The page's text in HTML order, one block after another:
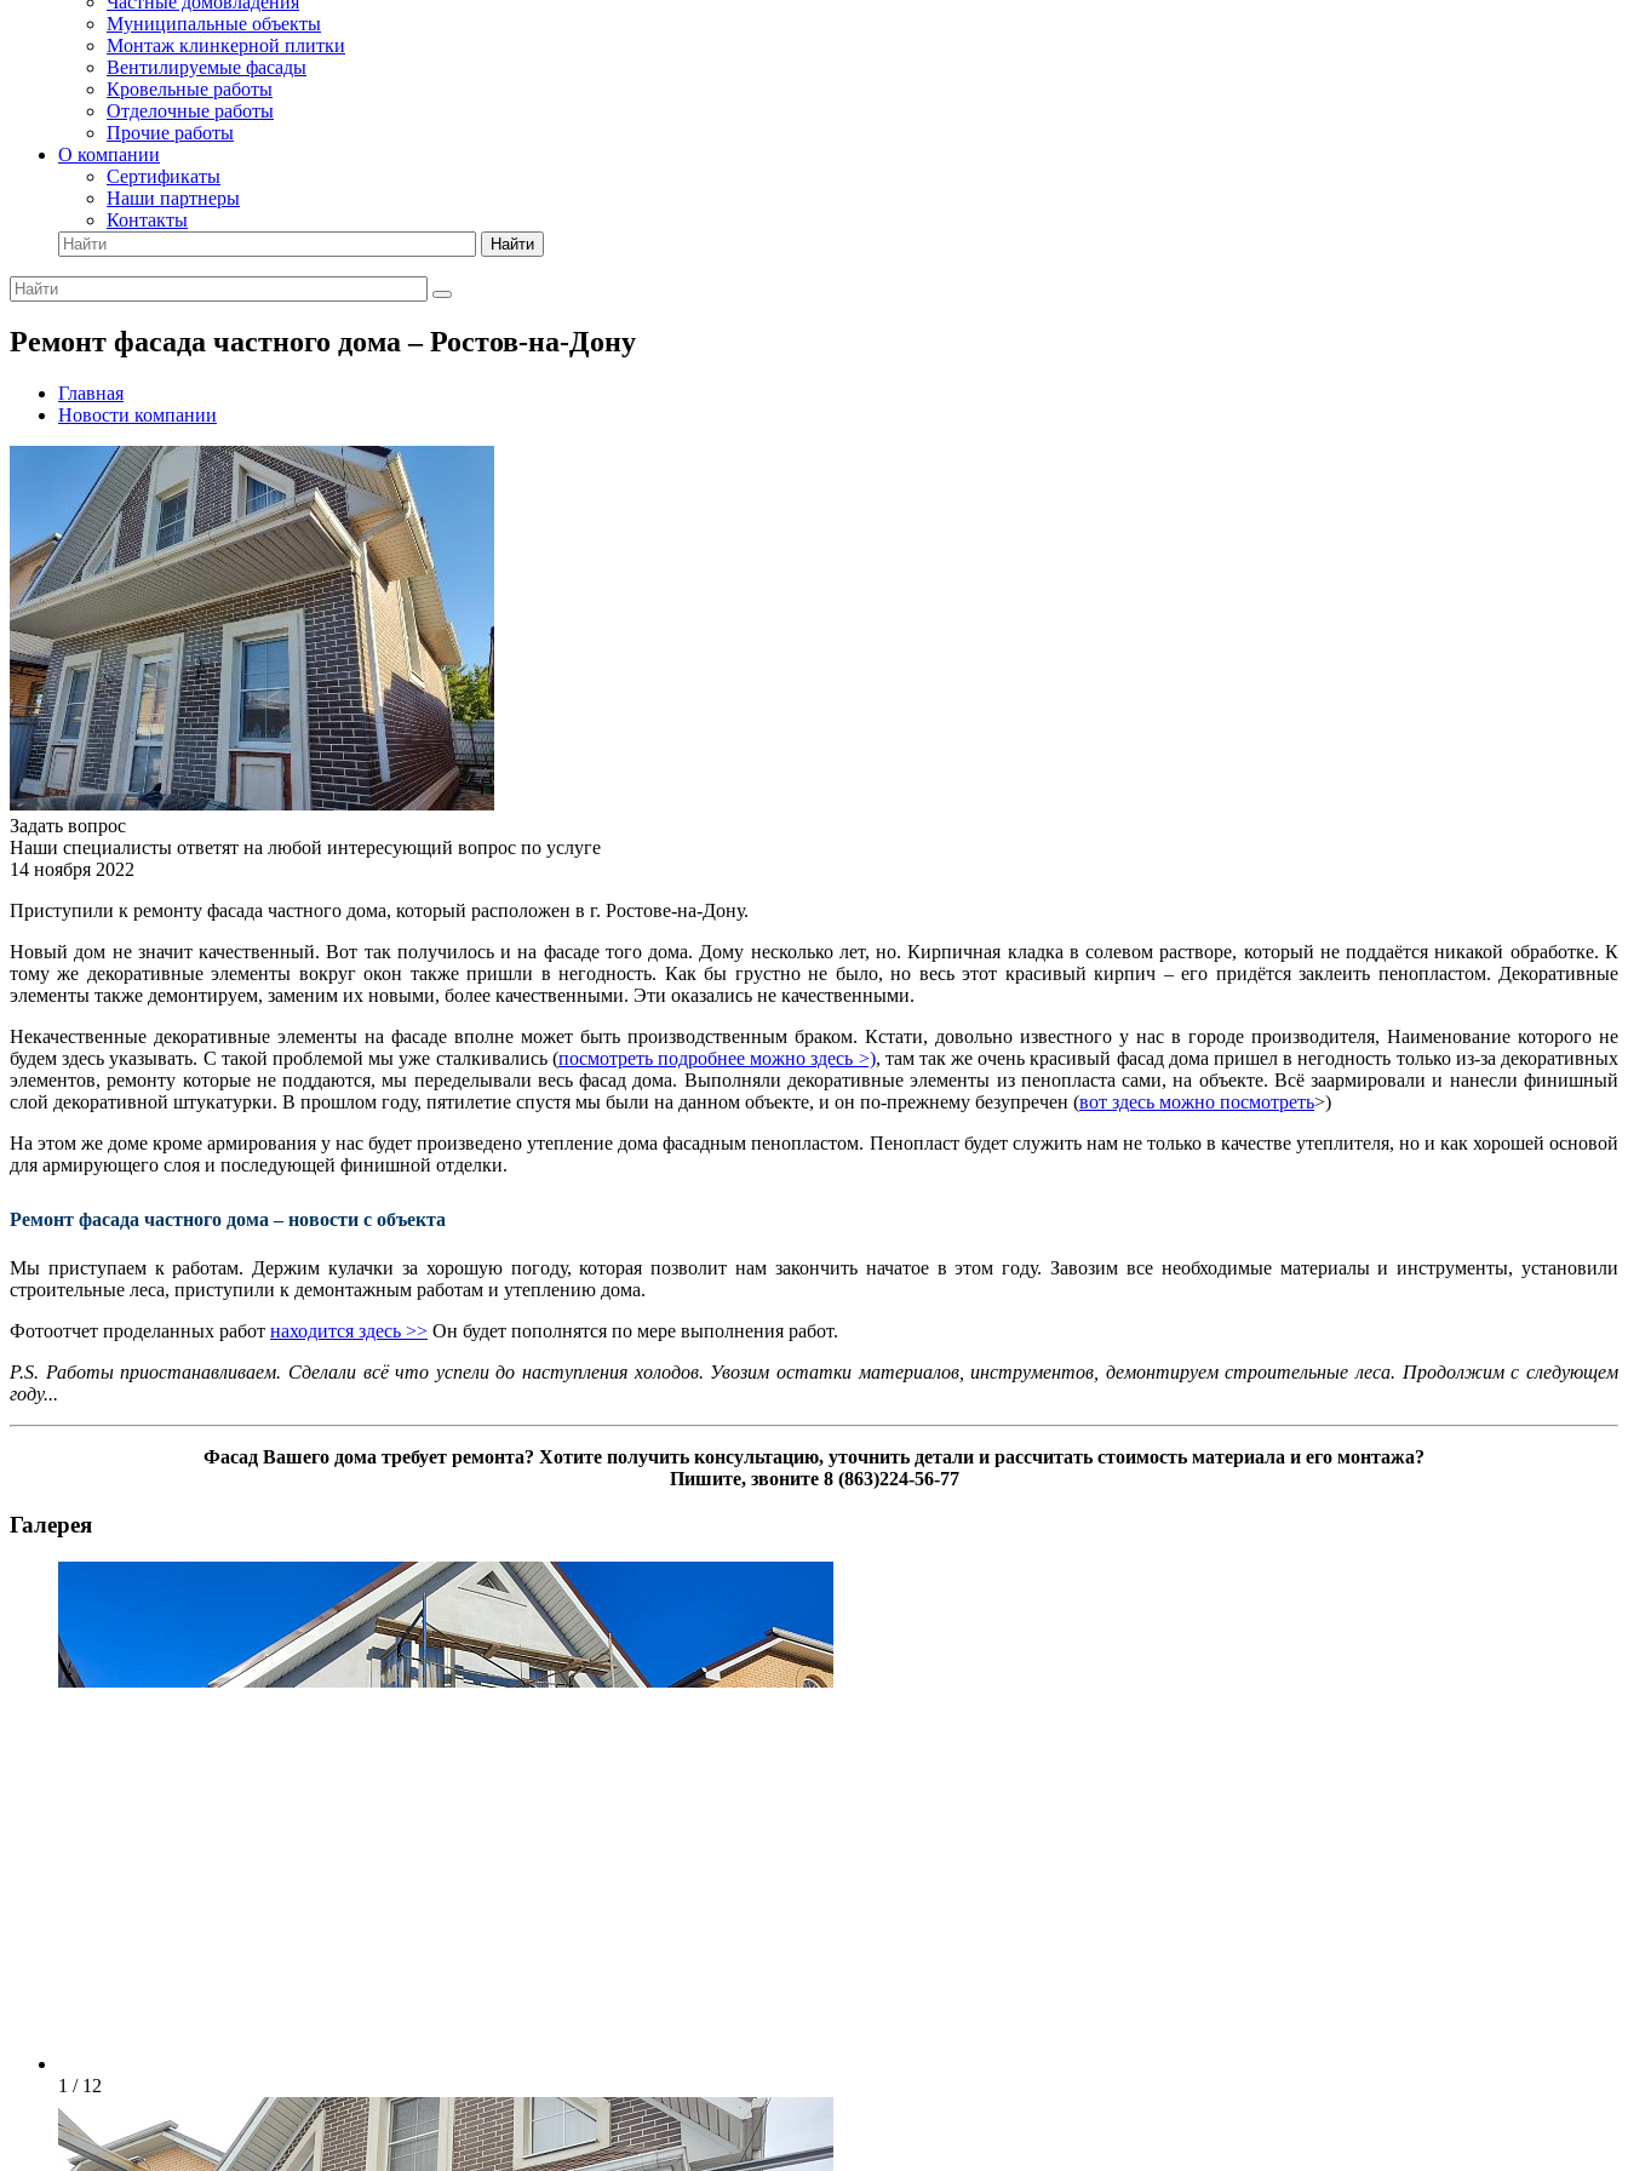
Муниципальные объекты
Монтаж клинкерной плитки
Вентилируемые фасады
Кровельные работы
Отделочные работы
Прочие работы
О компании
Сертификаты
Наши партнеры
Контакты
Найти
Ремонт фасада частного дома – Ростов-на-Дону
Главная
Новости компании
Задать вопрос
Наши специалисты ответят на любой интересующий вопрос по услуге
14 ноября 2022
Приступили к ремонту фасада частного дома, который расположен в г. Ростове-на-Дону.
Новый дом не значит качественный. Вот так получилось и на фасаде того дома. Дому несколько лет, но. Кирпичная кладка в солевом растворе, который не поддаётся никакой обработке. К
тому же декоративные элементы вокруг окон также пришли в негодность. Как бы грустно не было, но весь этот красивый кирпич – его придётся заклеить пенопластом. Декоративные
элементы также демонтируем, заменим их новыми, более качественными. Эти оказались не качественными.
Некачественные декоративные элементы на фасаде вполне может быть производственным браком. Кстати, довольно известного у нас в городе производителя, Наименование которого не
будем здесь указывать. С такой проблемой мы уже сталкивались (посмотреть подробнее можно здесь >), там так же очень красивый фасад дома пришел в негодность только из-за декоративных
элементов, ремонту которые не поддаются, мы переделывали весь фасад дома. Выполняли декоративные элементы из пенопласта сами, на объекте. Всё заармировали и нанесли финишный
слой декоративной штукатурки. В прошлом году, пятилетие спустя мы были на данном объекте, и он по-прежнему безупречен (вот здесь можно посмотреть>)
На этом же доме кроме армирования у нас будет произведено утепление дома фасадным пенопластом. Пенопласт будет служить нам не только в качестве утеплителя, но и как хорошей основой
для армирующего слоя и последующей финишной отделки.
Ремонт фасада частного дома – новости с объекта
Мы приступаем к работам. Держим кулачки за хорошую погоду, которая позволит нам закончить начатое в этом году. Завозим все необходимые материалы и инструменты, установили
строительные леса, приступили к демонтажным работам и утеплению дома.
Фотоотчет проделанных работ находится здесь >> Он будет пополнятся по мере выполнения работ.
P.S. Работы приостанавливаем. Сделали всё что успели до наступления холодов. Увозим остатки материалов, инструментов, демонтируем строительные леса. Продолжим с следующем
году...
Фасад Вашего дома требует ремонта? Хотите получить консультацию, уточнить детали и рассчитать стоимость материала и его монтажа?
Пишите, звоните 8 (863)224-56-77
Галерея
1 / 12